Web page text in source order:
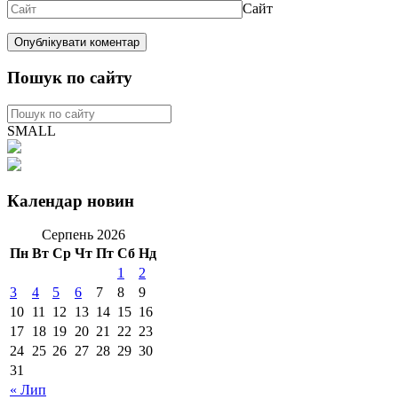
Сайт
Пошук по сайту
SMALL
Календар новин
Серпень 2026
Пн Вт Ср Чт Пт Сб Нд
« Лип
1
2
3
4 5 6 7 8
9
10 11 12 13 14 15 16
17 18 19 20 21 22 23
24 25 26 27 28 29 30
31